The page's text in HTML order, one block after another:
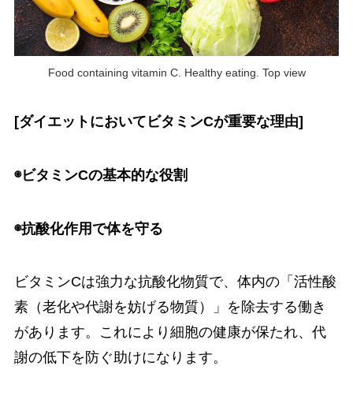
Food containing vitamin C. Healthy eating. Top view
[ダイエットにおいてビタミンCが重要な理由]
◉ビタミンCの基本的な役割
◉抗酸化作用で体を守る
ビタミンCは強力な抗酸化物質で、体内の「活性酸
素（老化や代謝を妨げる物質）」を除去する働き
があります。これにより細胞の健康が保たれ、代
謝の低下を防ぐ助けになります。